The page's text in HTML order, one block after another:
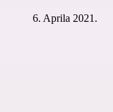
6. Aprila 2021.